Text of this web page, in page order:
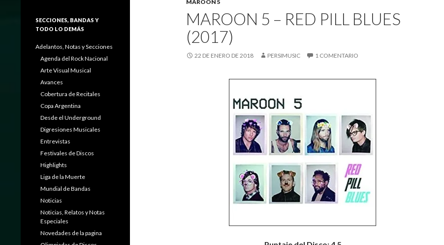
MAROON 5
MAROON 5 – RED PILL BLUES
(2017)
22 DE ENERO DE 2018 PERSIMUSIC 1 COMENTARIO
SECCIONES, BANDAS Y
TODO LO DEMÁS
Adelantos, Notas y Secciones
Agenda del Rock Nacional
Arte Visual Musical
Avances
Cobertura de Recitales
Copa Argentina
Desde el Underground
Digresiones Musicales
Entrevistas
Festivales de Discos
Highlights
Liga de la Muerte
Mundial de Bandas
Noticias
Noticias, Relatos y Notas
Especiales
Novedades de la pagina